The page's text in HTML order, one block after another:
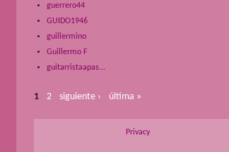
guerrero44
GUIDO1946
guillermino
Guillermo F
guitarristaapas...
1 2 siguiente › última »
Privacy